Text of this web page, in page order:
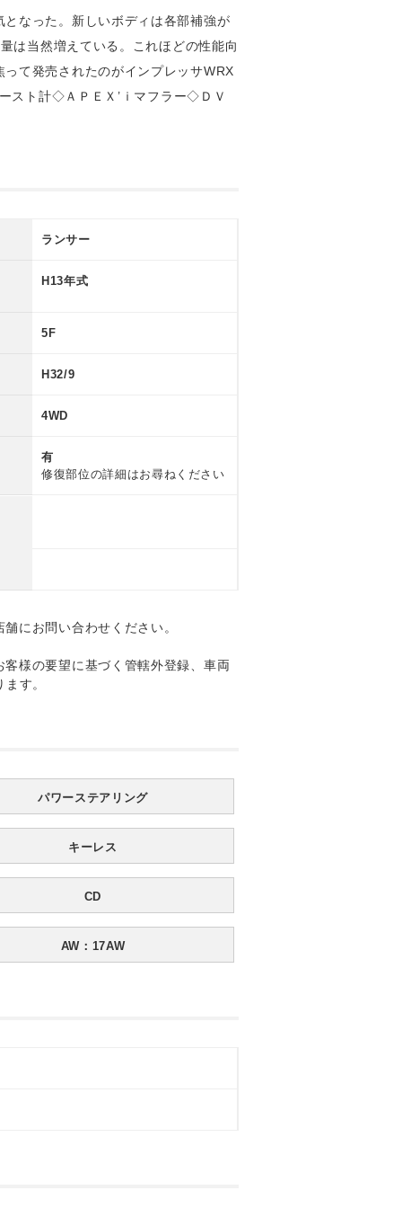
なった。新しいボディは各部補強が
は当然増えている。これほどの性能向
て発売されたのがインプレッサWRX
スト計◇ＡＰＥＸ’ｉマフラー◇ＤＶ
ランサー
H13年式
5F
H32/9
4WD
有
修復部位の詳細はお尋ねください
にお問い合わせください。
様の要望に基づく管轄外登録、車両
す。
パワーステアリング
キーレス
CD
AW：17AW